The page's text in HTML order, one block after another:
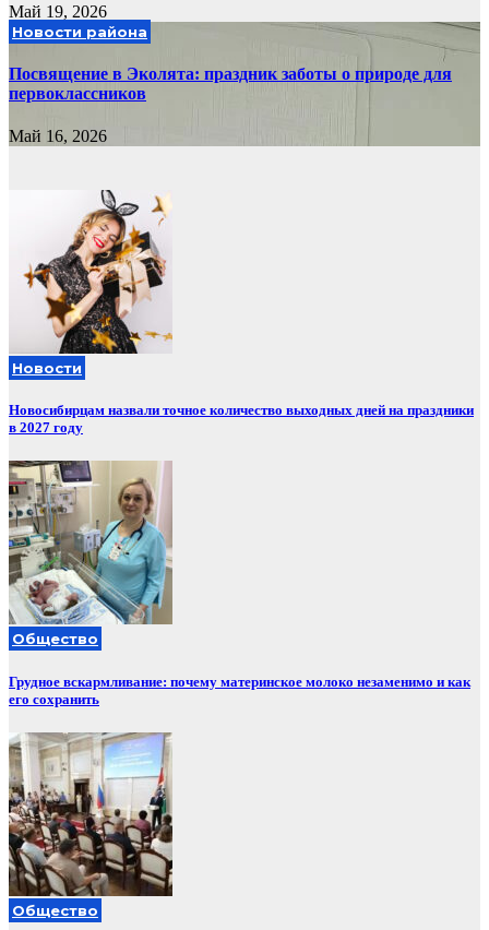
Май 19, 2026
Новости района
Посвящение в Эколята: праздник заботы о природе для
первоклассников
Май 16, 2026
Новости
Новосибирцам назвали точное количество выходных дней на праздники
в 2027 году
Общество
Грудное вскармливание: почему материнское молоко незаменимо и как
его сохранить
Общество